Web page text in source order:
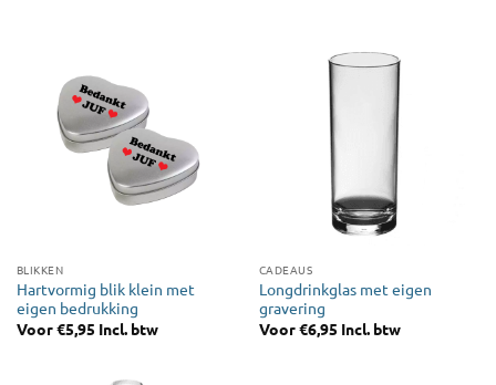
BLIKKEN
Hartvormig blik klein met
eigen bedrukking
Voor€5,95 Incl. btw
CADEAUS
Longdrinkglas met eigen
gravering
Voor€6,95 Incl. btw